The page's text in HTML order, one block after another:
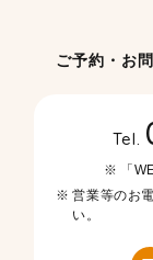
ご予約・お
Tel.
「
営業等のお
い。